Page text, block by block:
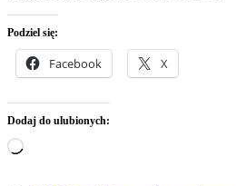
Podziel się:
Facebook X
Dodaj do ulubionych:
Wczytywanie…